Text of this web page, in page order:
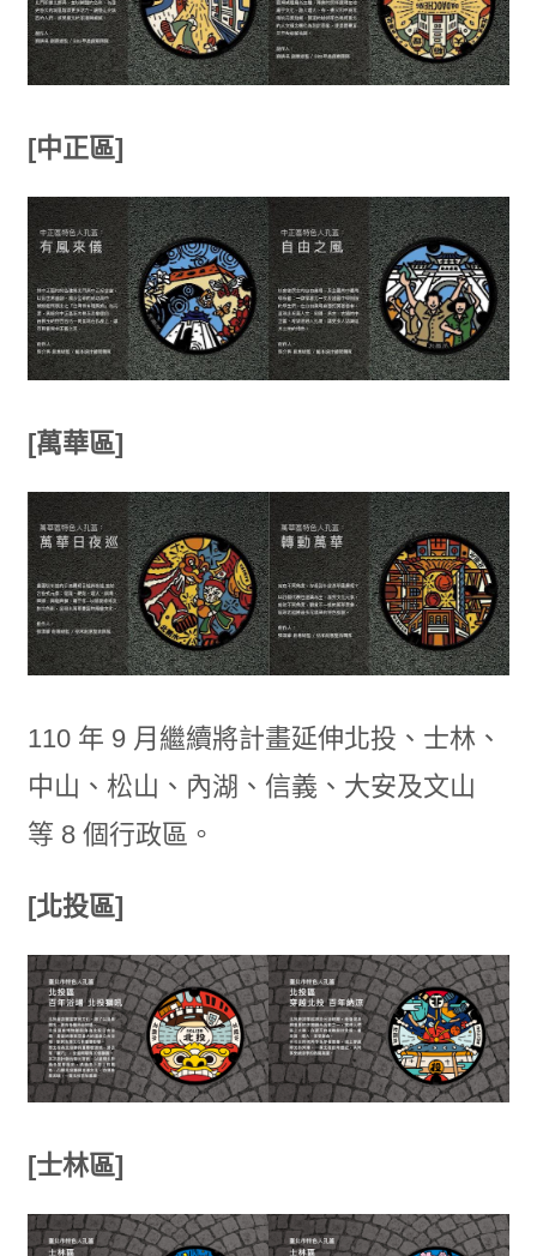
[中正區]
[萬華區]
110 年 9 月繼續將計畫延伸北投、士林、
中山、松山、內湖、信義、大安及文山
等 8 個行政區。
[北投區]
[士林區]